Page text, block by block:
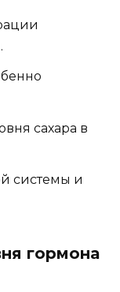
сахара в
системы и
гормона